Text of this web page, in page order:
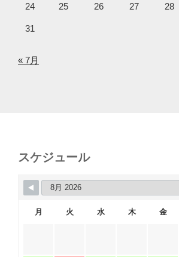
24 25 26 27 28
31
« 7月
スケジュール
月 火 水 木 金